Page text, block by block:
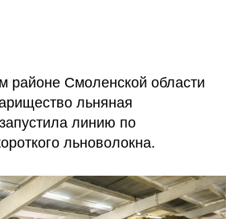
заработала
мануфактуры
районе Смоленской области
льняная
линию по
льноволокна.